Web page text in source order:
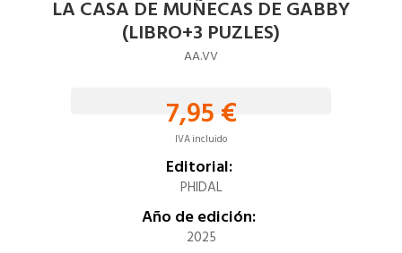
LA CASA DE MUÑECAS DE GABBY
(LIBRO+3 PUZLES)
AA.VV
7,95 €
IVA incluido
Editorial:
PHIDAL
Año de edición:
2025